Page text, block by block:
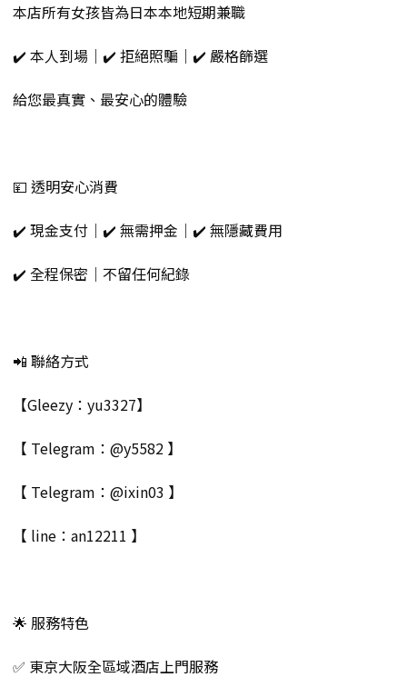
本店所有女孩皆為日本本地短期兼職
✔️ 本人到場｜✔️ 拒絕照騙｜✔️ 嚴格篩選
給您最真實、最安心的體驗
💴 透明安心消費
✔️ 現金支付｜✔️ 無需押金｜✔️ 無隱藏費用
✔️ 全程保密｜不留任何紀錄
📲 聯絡方式
【Gleezy：yu3327】
【 Telegram：@y5582 】
【 Telegram：@ixin03 】
【 line：an12211 】
🌟 服務特色
✅ 東京大阪全區域酒店上門服務